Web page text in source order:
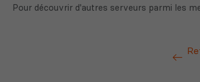
Pour découvrir d'autres serveurs parmi les